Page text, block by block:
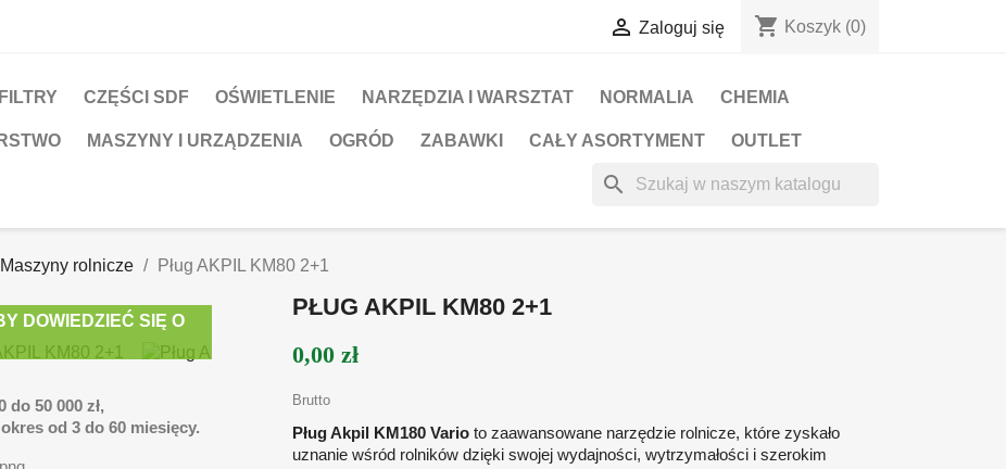
 Zaloguj się shopping_cart Koszyk (0)
FILTRY CZĘŚCI SDF OŚWIETLENIE NARZĘDZIA I WARSZTAT NORMALIA CHEMIA
MASZYNY I URZĄDZENIA OGRÓD ZABAWKI CAŁY ASORTYMENT OUTLET
search
Maszyny rolnicze Pług AKPIL KM80 2+1
DOWIEDZIEĆ SIĘ O
do 50 000 zł,
od 3 do 60 miesięcy.
PŁUG AKPIL KM80 2+1
0,00 zł
Brutto
Pług Akpil KM180 Vario to zaawansowane narzędzie rolnicze, które zyskało
uznanie wśród rolników dzięki swojej wydajności, wytrzymałości i szerokim